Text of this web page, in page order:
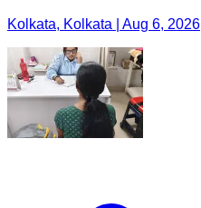
Kolkata, Kolkata | Aug 6, 2026